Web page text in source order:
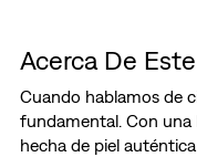
Acerca De
Cuando hablamos de
fundamental. Con una
hecha de piel